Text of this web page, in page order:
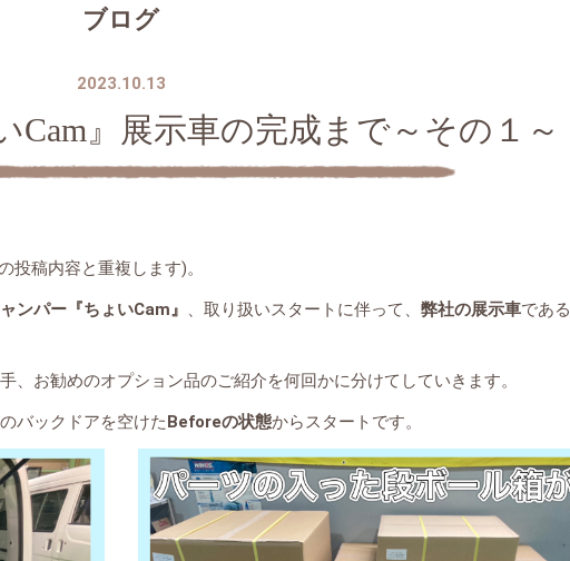
ブログ
2023.10.13
Cam』展示車の完成まで～その１～
投稿内容と重複します)。
ンパー『ちょいCam』 、取り扱いスタートに伴って、 弊社の展示車である
、お勧めのオプション品のご紹介を何回かに分けてしていきます。
バックドアを空けたBeforeの状態からスタートです。